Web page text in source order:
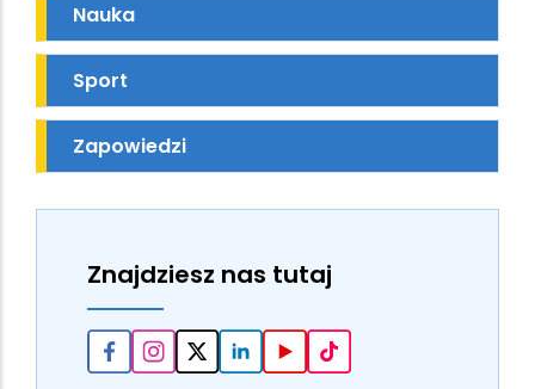
Nauka
Sport
Zapowiedzi
Znajdziesz nas tutaj